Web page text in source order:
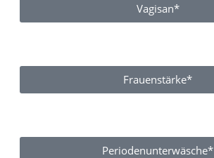
Vagisan*
Frauenstärke*
Periodenunterwäsche*